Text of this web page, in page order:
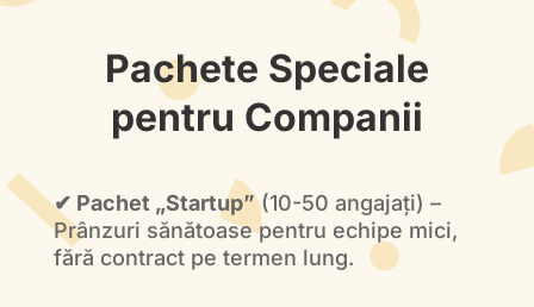
Pachete Speciale
pentru Companii
✔ Pachet „Startup”(10-50 angajați) –
Prânzuri sănătoase pentru echipe mici,
fără contract pe termen lung.